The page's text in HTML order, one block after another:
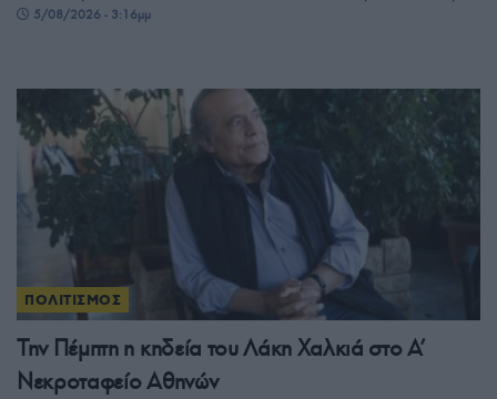
5/08/2026 - 3:16μμ
ΠΟΛΙΤΙΣΜΟΣ
Την Πέμπτη η κηδεία του Λάκη Χαλκιά στο Α’
Νεκροταφείο Αθηνών